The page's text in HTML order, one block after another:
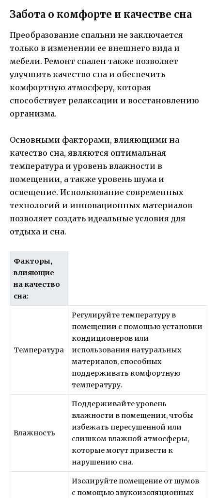
Забота о комфорте и качестве сна
Преобразование спальни не заключается
только в изменении ее внешнего вида и
мебели. Ремонт спален также позволяет
улучшить качество сна и обеспечить
комфортную атмосферу, которая
способствует релаксации и восстановлению
организма.
Основными факторами, влияющими на
качество сна, являются оптимальная
температура и уровень влажности в
помещении, а также уровень шума и
освещение. Использование современных
технологий и инновационных материалов
позволяет создать идеальные условия для
отдыха и сна.
Факторы,
влияющие
на качество
сна:
Температура
Регулируйте температуру в
помещении с помощью установки
кондиционеров или
использования натуральных
материалов, способных
поддерживать комфортную
температуру.
Влажность
Поддерживайте уровень
влажности в помещении, чтобы
избежать пересушенной или
слишком влажной атмосферы,
которые могут привести к
нарушению сна.
Изолируйте помещение от шумов
с помощью звукоизоляционных